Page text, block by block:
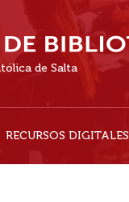
de Salta
RECURSOS DIGITALES